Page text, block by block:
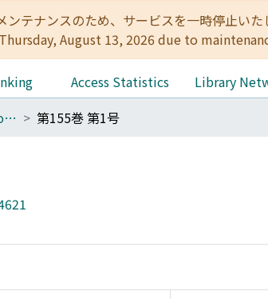
ンテナンスのため、サービスを一時停止
August 13, 2026 due to
Access Statistics
Library
Keizai-ronsō : The Economic Review 第155巻 第1号